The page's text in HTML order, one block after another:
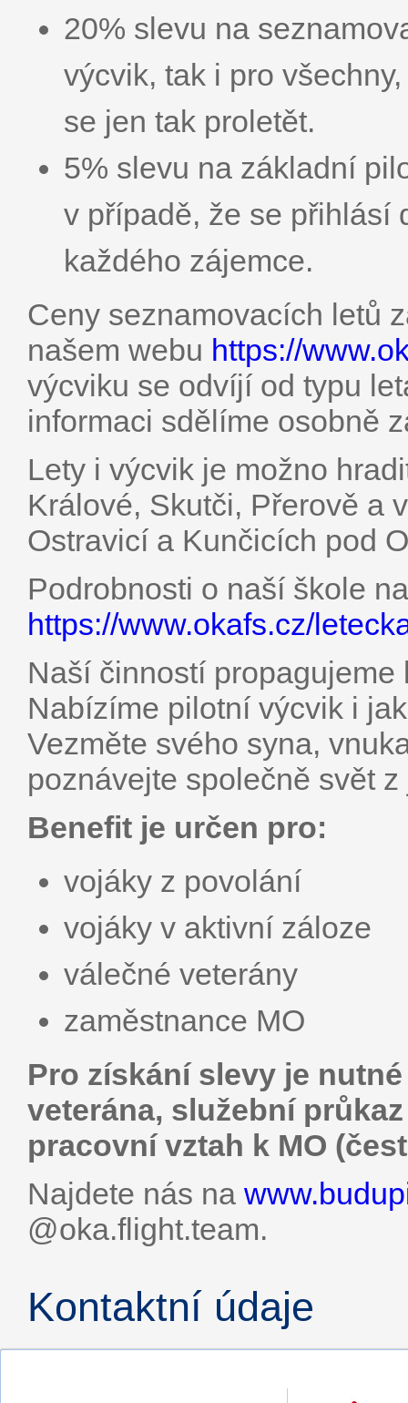
20% slevu na
výcvik, tak i pro
se jen tak proletět.
5% slevu na základní
v případě, že se přihlásí
každého zájemce.
Ceny seznamovacích letů
našem webu https://
výcviku se odvíjí od typu
informaci sdělíme osobně
Lety i výcvik je možno
Králové, Skutči, Přerově a
Ostravicí a Kunčicích pod
Podrobnosti o naší škole
https://www.okafs.cz/
Naší činností
Nabízíme pilotní výcvik i
Vezměte svého syna,
poznávejte společně svět
Benefit je určen pro:
vojáky z povolání
vojáky v aktivní záloze
válečné veterány
zaměstnance MO
Pro získání slevy je
veterána, služební
pracovní vztah k MO
Najdete nás na
@oka.flight.team.
Kontaktní údaje